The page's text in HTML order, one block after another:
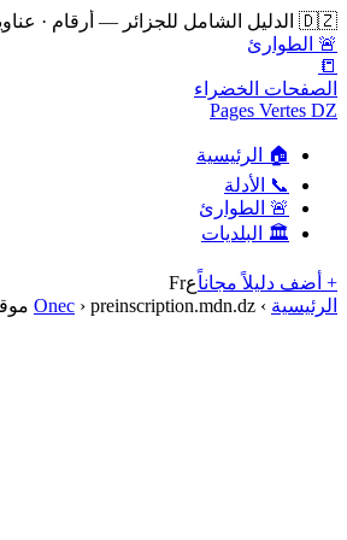
🇩🇿 الدليل الشامل للجزائر — أرقام · عناوين · وثائق
🚨 الطوارئ
📒
الصفحات الخضراء
Pages Vertes DZ
🏠 الرئيسية
📞 الأدلة
🚨 الطوارئ
🏛️ البلديات
+ أضف دليلاً مجاناًعFr
الرئيسية ›
Onec › preinscription.mdn.dz موقع التسجيل في الجيش 2022